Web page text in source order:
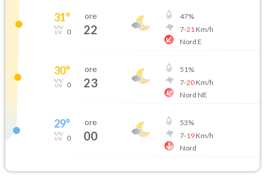
31°
0
ore
22
47%
7-21 Km/h
Nord E
30°
0
ore
23
51%
7-20Km/h
Nord NE
29°
0
ore
00
53%
7-19Km/h
Nord